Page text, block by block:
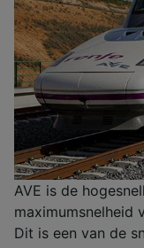
AVE is de
maximumsnelheid
Dit is een van de